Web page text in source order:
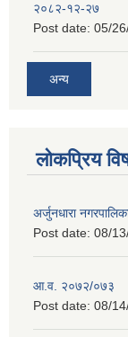
२०८२-१२-२७
Post date: 05/
अन्य
लोकप्रिय
अर्जुनधारा
Post date: 08/
आ.व. २०७२/०७३
Post date: 08/